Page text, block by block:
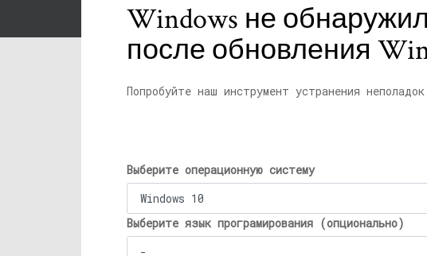
Windows не
после обновления
Попробуйте наш инструмент устранения неполадок
Выберите операционную систему
Выберите язык програмирования (опционально)